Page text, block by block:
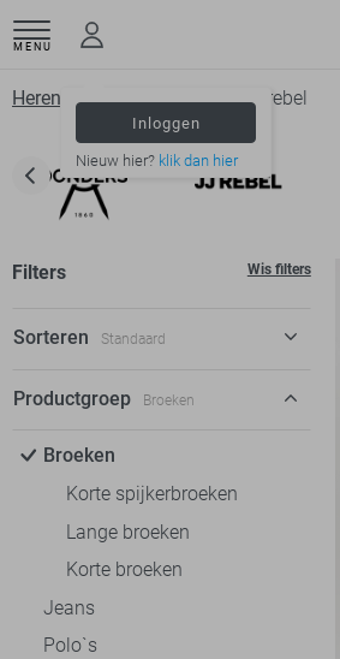
MENU
Inloggen
Nieuw hier? klik dan hier
Herenkleding Broeken Jj rebel
Filters Wis filters
Sorteren Standaard
Standaard
Productgroep Broeken
Broeken
Korte spijkerbroeken
Lange broeken
Korte broeken
Jeans
Polo`s